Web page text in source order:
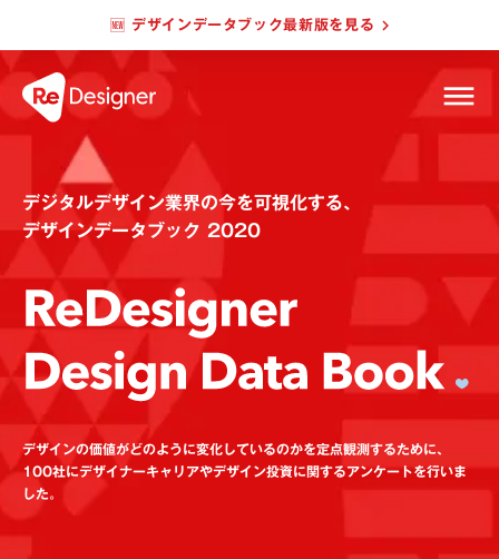
dehaze
デジタルデザイン業界の今を可視化する、
デザインデータブック 2020
デザインの価値がどのように変化しているのかを定点観測するために、
100社にデザイナーキャリアやデザイン投資に関するアンケートを行いま
した。
🆕 デザインデータブック最新版を見る keyboard_arrow_right